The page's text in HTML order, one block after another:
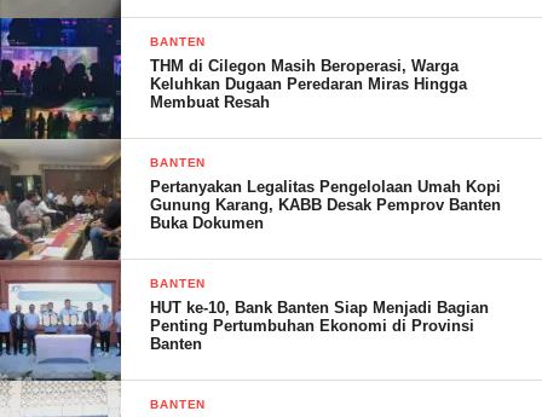
masyarakat khususnya Kab. Pesawaran.
Lebih lanjut Bupati Dendi mengatakan Pers nasional Indonesia
mempunyai sejarah perjuangan dan peranan penting dalam
melaksanakan pembangunan sebagai pengamalan Pancasila.
Organisasi wartawan memiliki mandat untuk mendukung serta
memelihara dan menjaga kemerdekaan pers sesuai dengan
amanat Undang-Undang No. 40 Tahun 1999 tentang Pers.
“Oleh karena itu pers dituntut profesional dan terbuka untuk
dikontrol oleh masyarakat. Untuk menjamin kemerdekaan pers
dan memenuhi hak publik untuk memperoleh informasi yang
BANTEN
THM di Cilegon Masih Beroperasi, Warga
Keluhkan Dugaan Peredaran Miras Hingga
Membuat Resah
BANTEN
Pertanyakan Legalitas Pengelolaan Umah Kopi
Gunung Karang, KABB Desak Pemprov Banten
Buka Dokumen
BANTEN
HUT ke-10, Bank Banten Siap Menjadi Bagian
Penting Pertumbuhan Ekonomi di Provinsi
Banten
BANTEN